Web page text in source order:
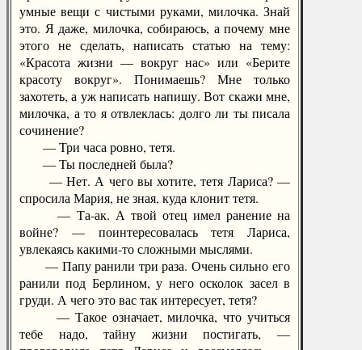
умные вещи с чистыми руками, милочка. Знай
это. Я даже, милочка, собираюсь, а почему мне
этого не сделать, написать статью на тему:
«Красота жизни — вокруг нас» или «Берите
красоту вокруг». Понимаешь? Мне только
захотеть, а уж написать напишу. Вот скажи мне,
милочка, а то я отвлеклась: долго ли ты писала
сочинение?
— Три часа ровно, тетя.
— Ты последней была?
— Нет. А чего вы хотите, тетя Лариса? —
спросила Мария, не зная, куда клонит тетя.
— Та-ак. А твой отец имел ранение на
войне? — поинтересовалась тетя Лариса,
увлекаясь какими-то сложными мыслями.
— Папу ранили три раза. Очень сильно его
ранили под Берлином, у него осколок засел в
груди. А чего это вас так интересует, тетя?
— Такое означает, милочка, что учиться
тебе надо, тайну жизни постигать, —